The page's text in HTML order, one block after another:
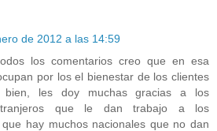
de 2012 a las 14:59
los comentarios creo que en esa
por los el bienestar de los clientes
bien, les doy muchas gracias a los
que le dan trabajo a los
hay muchos nacionales que no dan